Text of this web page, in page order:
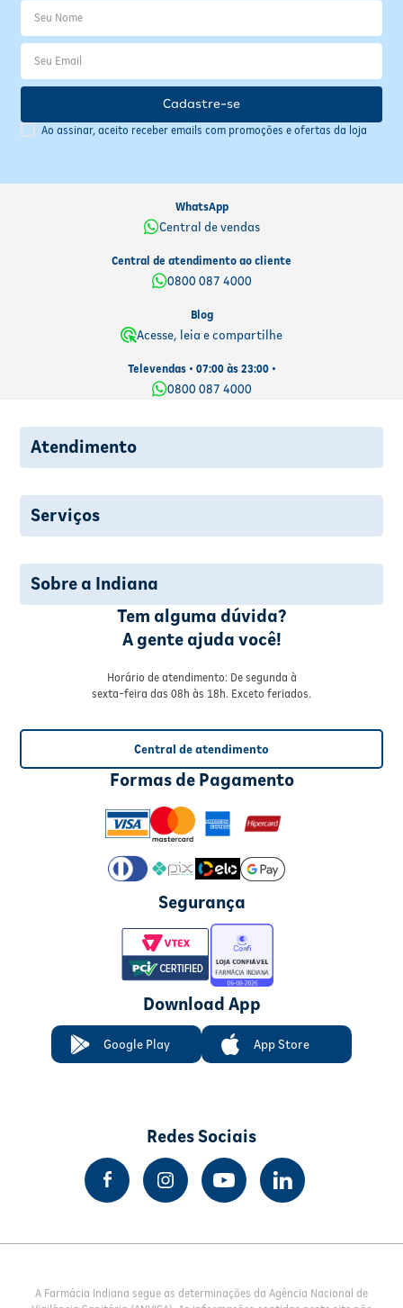
Ao assinar, aceito receber emails com promoções e ofertas da loja
Cadastre-se
WhatsApp
Central de vendas
Central de atendimento ao cliente
0800 087 4000
Blog
Acesse, leia e compartilhe
Televendas • 07:00 às 23:00 •
0800 087 4000
Atendimento
Serviços
Sobre a Indiana
Tem alguma dúvida?
A gente ajuda você!
Horário de atendimento: De segunda à
sexta-feira das 08h às 18h. Exceto feriados.
Central de atendimento
Formas de Pagamento
Segurança
Download App
Google Play App Store
Redes Sociais
A Farmácia Indiana segue as determinações da Agência Nacional de